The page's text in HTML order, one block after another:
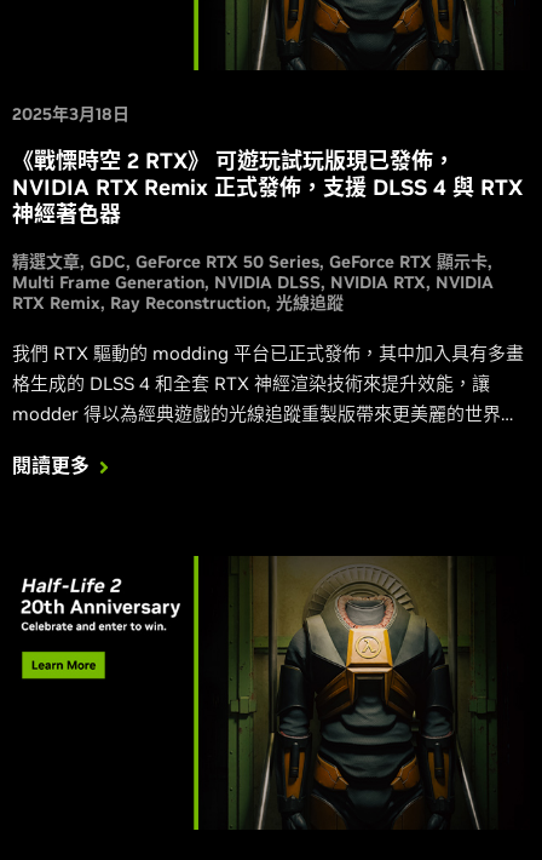
2025年3月18日
《戰慄時空 2 RTX》 可遊玩試玩版現已發佈，
NVIDIA RTX Remix 正式發佈，支援 DLSS 4 與 RTX
神經著色器
精選文章 GDC GeForce RTX 50 Series GeForce RTX 顯示卡
Multi Frame Generation NVIDIA DLSS NVIDIA RTX NVIDIA
RTX Remix Ray Reconstruction 光線追蹤
我們 RTX 驅動的 modding 平台已正式發佈，其中加入具有多畫
格生成的 DLSS 4 和全套 RTX 神經渲染技術來提升效能，讓
modder 得以為經典遊戲的光線追蹤重製版帶來更美麗的世界與
性。
閱讀更多